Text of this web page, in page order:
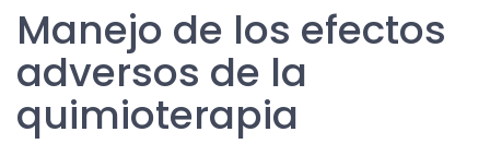
Manejo de los efectos
adversos de la
quimioterapia